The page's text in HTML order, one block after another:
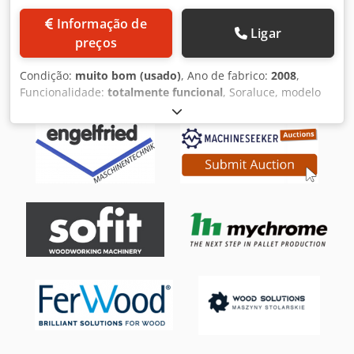
preços
Ligar
Condição: muito bom (usado), Ano de fabrico: 2008,
Funcionalidade: totalmente funcional, Soraluce, modelo
FL8000, coluna móvel de alta performance, fresadora CNC
de tipo horizontal. CURSO (X) 7.500 mm CURSO (Y) 1.400
mm CURSO (Z) 1.000 mm DESLOCAMENTO RÁPIDO (X,Y,Z)
25.000 mm/min FAIXA DE AVANÇO DE TRABALHO (X,Y,Z) 1 –
10.000 mm/min TAXA DE ACELERAÇÃO (Instantânea, não
CONE DO MANDRIL ISO 50 POTÊNCIA DO MANDRIL 28 Kw
NC15C - HEIDENHAIN iTNC 530 (Ecrã TFT plano de 15,1"
com comandos digitais). Versão com processador único.
Preparado para uma máquina com 10 motores (9 eixos
pressão operados individualmente para os eixos lineares
(X+, X-, Y+, Y-, Z+, Z-) Opção K20 para o i530M. Servomotor
digital CA independente Heidenhain para cada eixo.